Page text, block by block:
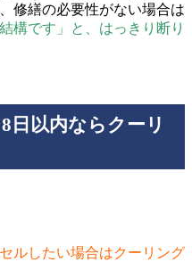
修繕の必要性がない場合は
構です」と、はっきり断り
日以内ならクーリ
ルしたい場合はクーリング